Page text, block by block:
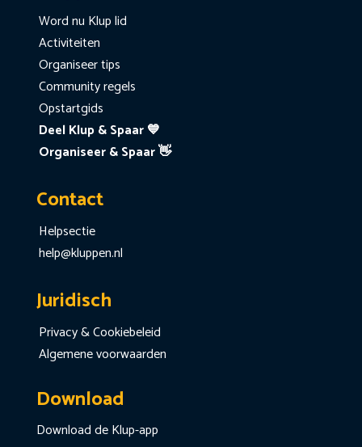
Word nu Klup lid
Activiteiten
Organiseer tips
Community regels
Opstartgids
Deel Klup & Spaar 💙
Organiseer & Spaar 👋
Contact
Helpsectie
help@kluppen.nl
Juridisch
Privacy & Cookiebeleid
Algemene voorwaarden
Download
Download de Klup-app